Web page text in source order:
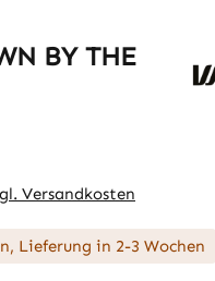
BY THE
Versandkosten
Lieferung in 2-3 Wochen